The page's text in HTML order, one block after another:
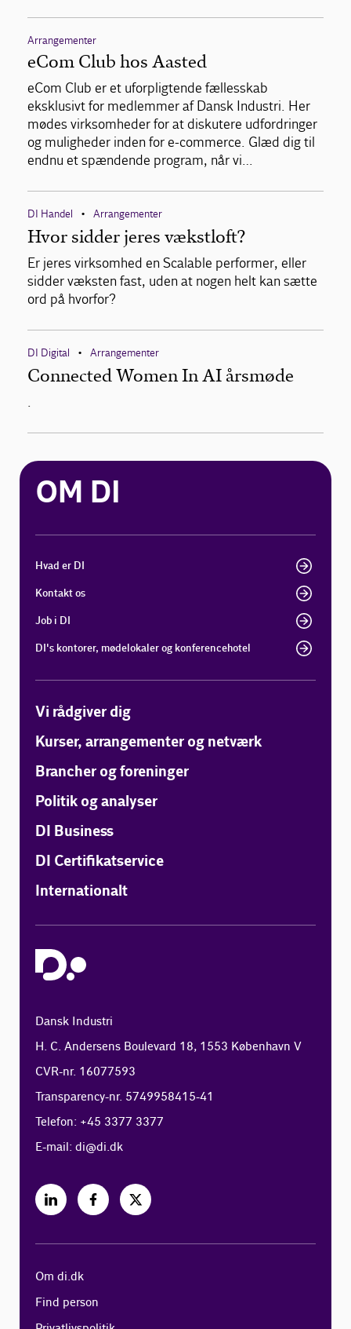
Arrangementer
eCom Club hos Aasted
eCom Club er et uforpligtende fællesskab
eksklusivt for medlemmer af Dansk Industri. Her
mødes virksomheder for at diskutere udfordringer
og muligheder inden for e-commerce. Glæd dig til
endnu et spændende program, når vi…
DI Handel • Arrangementer
Hvor sidder jeres vækstloft?
Er jeres virksomhed en Scalable performer, eller
sidder væksten fast, uden at nogen helt kan sætte
ord på hvorfor?
DI Digital • Arrangementer
Connected Women In AI årsmøde
.
OM DI
Hvad er DI
Kontakt os
Job i DI
DI's kontorer, mødelokaler og konferencehotel
Vi rådgiver dig
Kurser, arrangementer og netværk
Brancher og foreninger
Politik og analyser
DI Business
DI Certifikatservice
Internationalt
Dansk Industri
H. C. Andersens Boulevard 18, 1553 København V
CVR-nr. 16077593
Transparency-nr. 5749958415-41
Telefon: +45 3377 3377
E-mail:di@di.dk
Om di.dk
Find person